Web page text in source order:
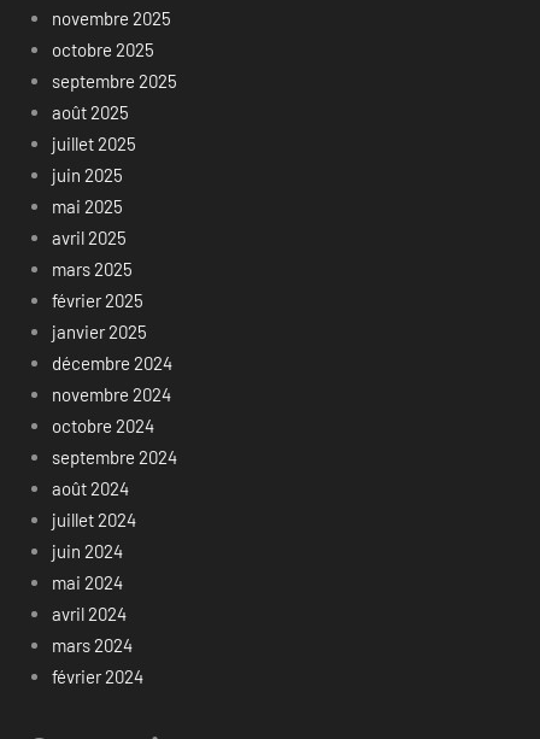
novembre 2025
octobre 2025
septembre 2025
août 2025
juillet 2025
juin 2025
mai 2025
avril 2025
mars 2025
février 2025
janvier 2025
décembre 2024
novembre 2024
octobre 2024
septembre 2024
août 2024
juillet 2024
juin 2024
mai 2024
avril 2024
mars 2024
février 2024